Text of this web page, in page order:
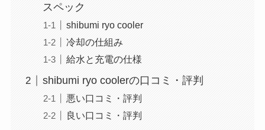
スペック
shibumi ryo cooler
冷却の仕組み
給水と充電の仕様
shibumi ryo coolerの口コミ・評判
悪い口コミ・評判
良い口コミ・評判